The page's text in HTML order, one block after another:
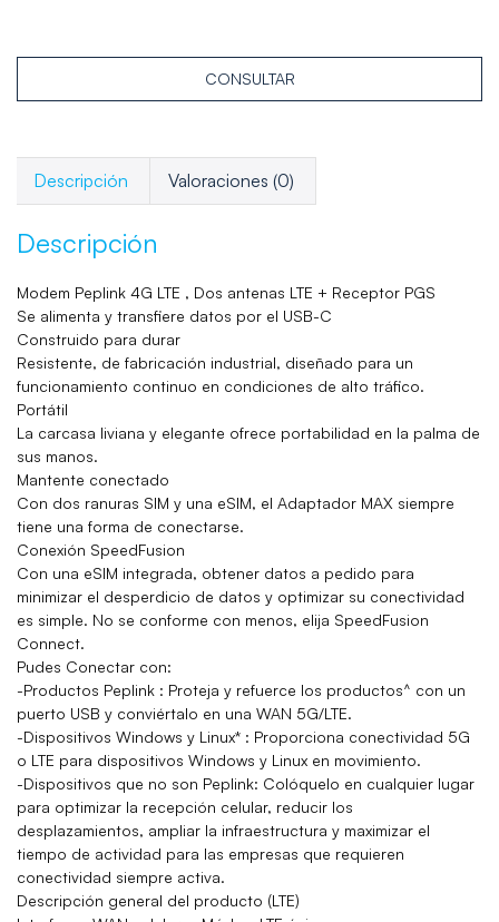
CONSULTAR
Descripción Valoraciones (0)
Descripción
Modem Peplink 4G LTE , Dos antenas LTE + Receptor PGS
Se alimenta y transfiere datos por el USB-C
Construido para durar
Resistente, de fabricación industrial, diseñado para un
funcionamiento continuo en condiciones de alto tráfico.
Portátil
La carcasa liviana y elegante ofrece portabilidad en la palma de
sus manos.
Mantente conectado
Con dos ranuras SIM y una eSIM, el Adaptador MAX siempre
tiene una forma de conectarse.
Conexión SpeedFusion
Con una eSIM integrada, obtener datos a pedido para
minimizar el desperdicio de datos y optimizar su conectividad
es simple. No se conforme con menos, elija SpeedFusion
Connect.
Pudes Conectar con:
-Productos Peplink : Proteja y refuerce los productos^ con un
puerto USB y conviértalo en una WAN 5G/LTE.
-Dispositivos Windows y Linux* : Proporciona conectividad 5G
o LTE para dispositivos Windows y Linux en movimiento.
-Dispositivos que no son Peplink: Colóquelo en cualquier lugar
para optimizar la recepción celular, reducir los
desplazamientos, ampliar la infraestructura y maximizar el
tiempo de actividad para las empresas que requieren
conectividad siempre activa.
Descripción general del producto (LTE)